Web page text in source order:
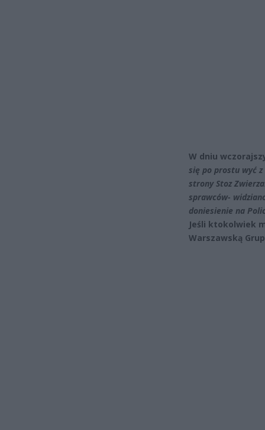
W dniu
się po prostu wyć
strony Stoz
sprawców-
doniesienie na
Jeśli ktokolwiek
Warszawską